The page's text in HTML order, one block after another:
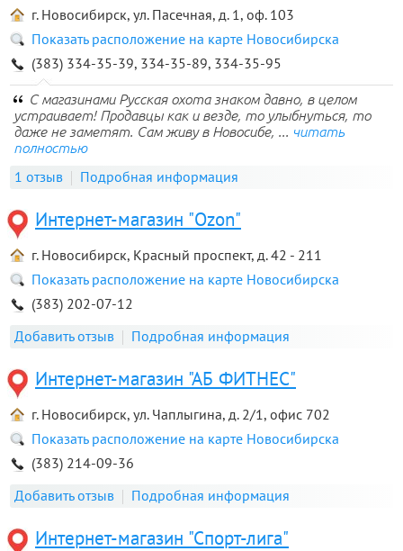
г. Новосибирск, ул. Пасечная, д. 1, оф. 103
Показать расположение на карте Новосибирска
(383) 334-35-39, 334-35-89, 334-35-95
С магазинами Русская охота знаком давно, в целом
устраивает! Продавцы как и везде, то улыбнуться, то
даже не заметят. Сам живу в Новосибе, ... читать
полностью
1 отзыв Подробная информация
Интернет-магазин "Ozon"
г. Новосибирск, Красный проспект, д. 42 - 211
Показать расположение на карте Новосибирска
(383) 202-07-12
Добавить отзыв
Подробная информация
Интернет-магазин "АБ ФИТНЕС"
г. Новосибирск, ул. Чаплыгина, д. 2/1, офис 702
Показать расположение на карте Новосибирска
(383) 214-09-36
Добавить отзыв
Подробная информация
Интернет-магазин "Спорт-лига"